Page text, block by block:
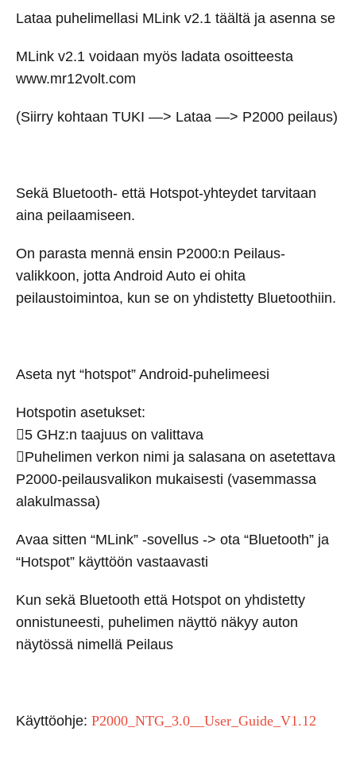
Lataa puhelimellasi MLink v2.1 täältä ja asenna se
MLink v2.1 voidaan myös ladata osoitteesta
www.mr12volt.com
(Siirry kohtaan TUKI —> Lataa —> P2000 peilaus)
Sekä Bluetooth- että Hotspot-yhteydet tarvitaan
aina peilaamiseen.
On parasta mennä ensin P2000:n Peilaus-
valikkoon, jotta Android Auto ei ohita
peilaustoimintoa, kun se on yhdistetty Bluetoothiin.
Aseta nyt “hotspot” Android-puhelimeesi
Hotspotin asetukset:
5 GHz:n taajuus on valittava
Puhelimen verkon nimi ja salasana on asetettava
P2000-peilausvalikon mukaisesti (vasemmassa
alakulmassa)
Avaa sitten “MLink” -sovellus -> ota “Bluetooth” ja
“Hotspot” käyttöön vastaavasti
Kun sekä Bluetooth että Hotspot on yhdistetty
onnistuneesti, puhelimen näyttö näkyy auton
näytössä nimellä Peilaus
Käyttöohje: P2000_NTG_3.0__User_Guide_V1.12